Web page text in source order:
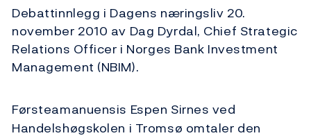
Debattinnlegg i Dagens næringsliv 20.
november 2010 av Dag Dyrdal, Chief Strategic
Relations Officer i Norges Bank Investment
Management (NBIM).
Førsteamanuensis Espen Sirnes ved
Handelshøgskolen i Tromsø omtaler den